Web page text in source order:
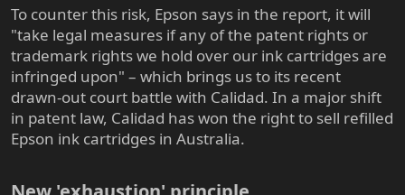
To counter this risk, Epson says in the report, it will
"take legal measures if any of the patent rights or
trademark rights we hold over our ink cartridges are
infringed upon" – which brings us to its recent
drawn-out court battle with Calidad. In a major shift
in patent law, Calidad has won the right to sell refilled
Epson ink cartridges in Australia.